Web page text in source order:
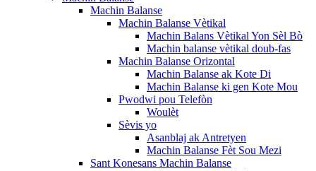
Machin Balanse
Machin Balanse Vètikal
Machin Balans Vètikal Yon Sèl Bò
Machin balanse vètikal doub-fas
Machin Balanse Orizontal
Machin Balanse ak Kote Di
Machin Balanse ki gen Kote Mou
Pwodwi pou Telefòn
Woulèt
Sèvis yo
Asanblaj ak Antretyen
Machin Balanse Fèt Sou Mezi
Sant Konesans Machin Balanse